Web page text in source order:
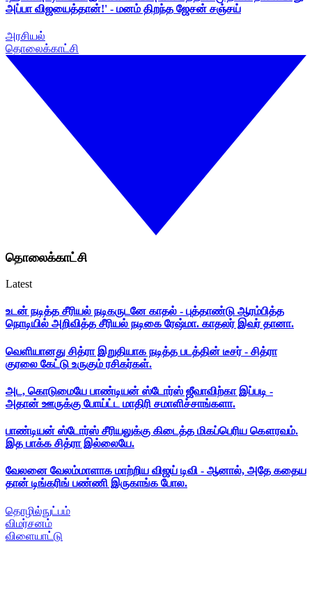
அப்பா விஜயைத்தான்!' - மனம் திறந்த ஜேசன் சஞ்சய்
அரசியல்
தொலைக்காட்சி
தொலைக்காட்சி
Latest
உடன் நடித்த சீரியல் நடிகருடனே காதல் - புத்தாண்டு ஆரம்பித்த
நொடியில் அறிவித்த சீரியல் நடிகை ரேஷ்மா. காதலர் இவர் தானா.
வெளியானது சித்ரா இறுதியாக நடித்த படத்தின் டீசர் - சித்ரா
குரலை கேட்டு உருகும் ரசிகர்கள்.
அட, கொடுமையே பாண்டியன் ஸ்டோர்ஸ் ஜீவாவிற்கா இப்படி -
அதான் ஊருக்கு போய்ட்ட மாதிரி சமாளிச்சாங்களா.
பாண்டியன் ஸ்டோர்ஸ் சீரியலுக்கு கிடைத்த மிகப்பெரிய கௌரவம்.
இத பாக்க சித்ரா இல்லையே.
வேலனை வேலம்மாளாக மாற்றிய விஜய் டிவி - ஆனால், அதே கதைய
தான் டிங்கரிங் பண்ணி இருகாங்க போல.
தொழில்நுட்பம்
விமர்சனம்
விளையாட்டு